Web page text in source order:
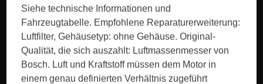
Siehe technische Informationen und
Fahrzeugtabelle. Empfohlene Reparaturerweiterung:
Luftfilter, Gehäusetyp: ohne Gehäuse. Original-
Qualität, die sich auszahlt: Luftmassenmesser von
Bosch. Luft und Kraftstoff müssen dem Motor in
einem genau definierten Verhältnis zugeführt